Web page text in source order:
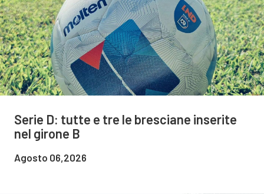
Serie D: tutte e tre le bresciane inserite
nel girone B
Agosto 06,2026